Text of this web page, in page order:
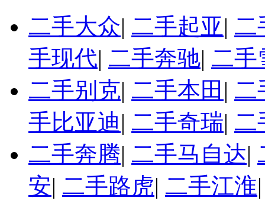
二手大众| 二手起亚| 二
手现代| 二手奔驰| 二手
二手别克| 二手本田 | 二
手比亚迪| 二手奇瑞| 二
二手奔腾| 二手马自达|
安| 二手路虎| 二手江淮